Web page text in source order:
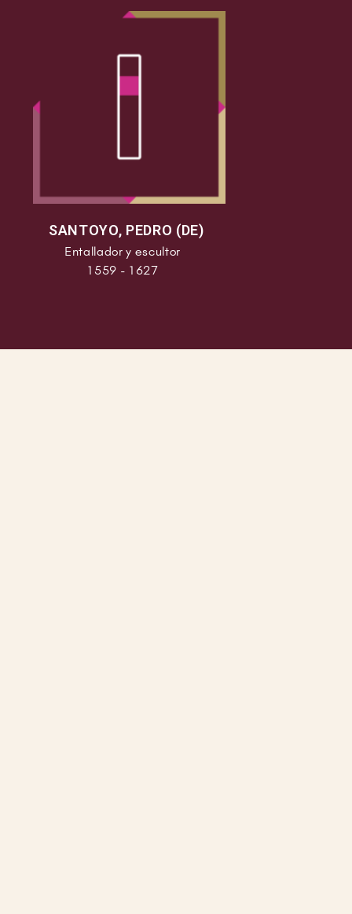
importante en
únicamente
Internacional de
entre varios
francés, le facilitó el
Ávalos para el Valle
penas. En 1941
de porcelanas,
SANTOYO, PEDRO (DE)
Entallador y escultor
1559 - 1627